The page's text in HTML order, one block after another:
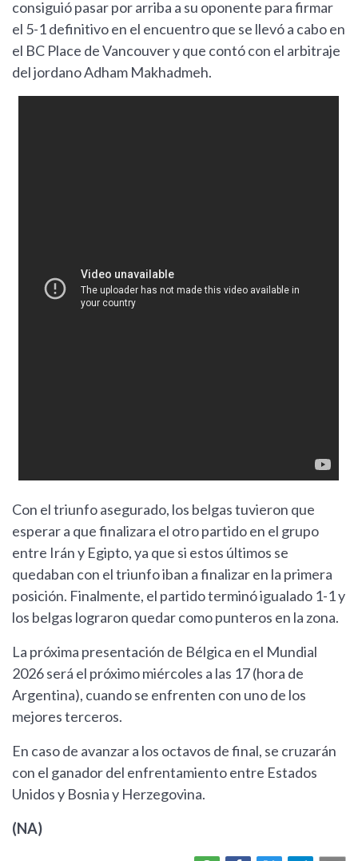
consiguió pasar por arriba a su oponente para firmar
el 5-1 definitivo en el encuentro que se llevó a cabo en
el BC Place de Vancouver y que contó con el arbitraje
del jordano Adham Makhadmeh.
Con el triunfo asegurado, los belgas tuvieron que
esperar a que finalizara el otro partido en el grupo
entre Irán y Egipto, ya que si estos últimos se
quedaban con el triunfo iban a finalizar en la primera
posición. Finalmente, el partido terminó igualado 1-1 y
los belgas lograron quedar como punteros en la zona.
La próxima presentación de Bélgica en el Mundial
2026 será el próximo miércoles a las 17 (hora de
Argentina), cuando se enfrenten con uno de los
mejores terceros.
En caso de avanzar a los octavos de final, se cruzarán
con el ganador del enfrentamiento entre Estados
Unidos y Bosnia y Herzegovina.
(NA)